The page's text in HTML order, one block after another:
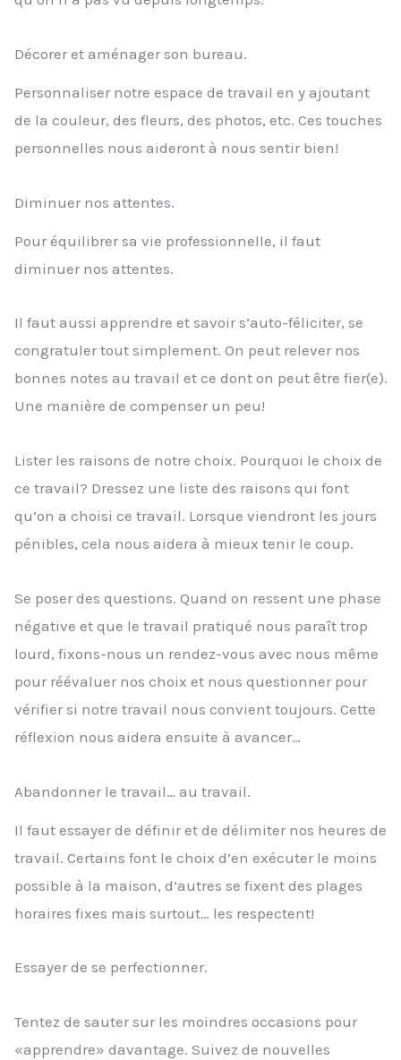
Décorer et aménager son bureau.
Personnaliser notre espace de travail en y ajoutant
de la couleur, des fleurs, des photos, etc. Ces touches
personnelles nous aideront à nous sentir bien!
Diminuer nos attentes.
Pour équilibrer sa vie professionnelle, il faut
diminuer nos attentes.
Il faut aussi apprendre et savoir s’auto-féliciter, se
congratuler tout simplement. On peut relever nos
bonnes notes au travail et ce dont on peut être fier(e).
Une manière de compenser un peu!
Lister les raisons de notre choix. Pourquoi le choix de
ce travail? Dressez une liste des raisons qui font
qu’on a choisi ce travail. Lorsque viendront les jours
pénibles, cela nous aidera à mieux tenir le coup.
Se poser des questions. Quand on ressent une phase
négative et que le travail pratiqué nous paraît trop
lourd, fixons-nous un rendez-vous avec nous même
pour réévaluer nos choix et nous questionner pour
vérifier si notre travail nous convient toujours. Cette
réflexion nous aidera ensuite à avancer…
Abandonner le travail… au travail.
Il faut essayer de définir et de délimiter nos heures de
travail. Certains font le choix d’en exécuter le moins
possible à la maison, d’autres se fixent des plages
horaires fixes mais surtout… les respectent!
Essayer de se perfectionner.
Tentez de sauter sur les moindres occasions pour
«apprendre» davantage. Suivez de nouvelles